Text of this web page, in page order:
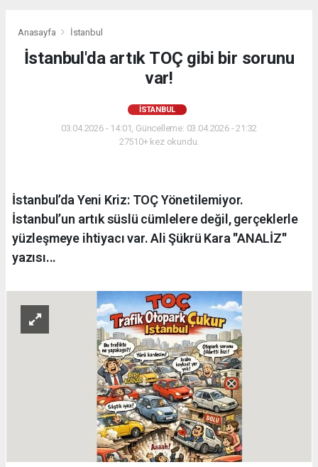
Anasayfa İstanbul
İstanbul'da artık TOÇ gibi bir sorunu
var!
İSTANBUL
03.04.2026 - 14:01, Güncelleme: 03.04.2026 - 21:32
27510+ kez okundu.
İstanbul’da Yeni Kriz: TOÇ Yönetilemiyor.
İstanbul’un artık süslü cümlelere değil, gerçeklerle
yüzleşmeye ihtiyacı var. Ali Şükrü Kara ''ANALİZ''
yazısı...